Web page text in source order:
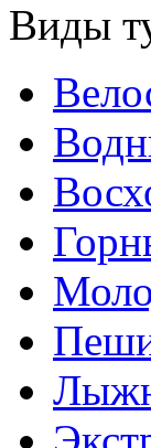
Виды